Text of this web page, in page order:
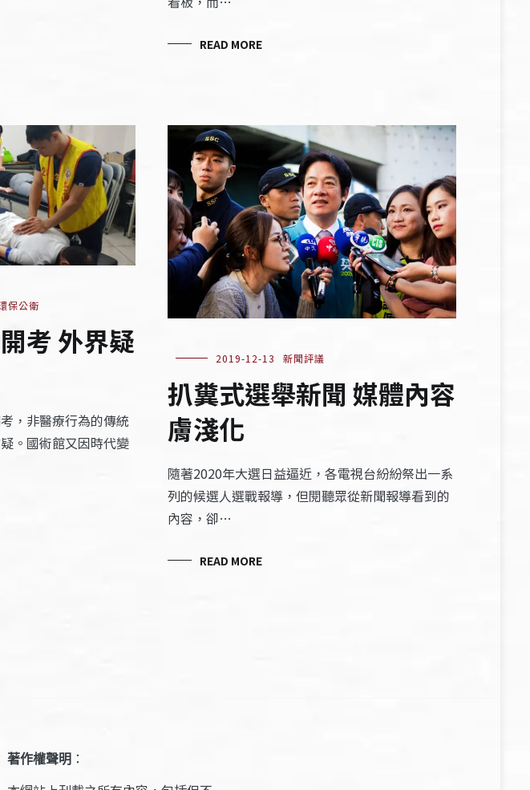
READ MORE
保公衛
考 外界疑
，非醫療行為的傳統
。國術館又因時代變
2019-12-13 新聞評議
扒糞式選舉新聞 媒體內容
膚淺化
隨著2020年大選日益逼近，各電視台紛紛祭出一系
列的候選人選戰報導，但閱聽眾從新聞報導看到的
內容，卻…
READ MORE
著作權聲明 ：